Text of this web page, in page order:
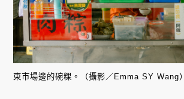
東市場邊的碗粿。（攝影／Emma SY Wang）